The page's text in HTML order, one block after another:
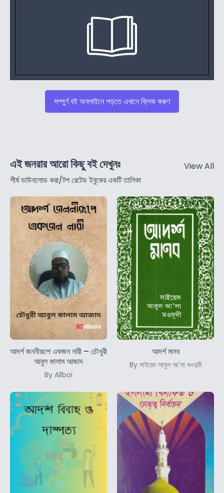
সম্পুর্ণ বই অনলাইনে পড়তে এখানে ক্লিক করুণ
এই জনরার আরো কিছু বই দেখুনঃ
শীর্ষ ডাউনলোড করা/টপ রেটেড ইবুকের একটি তালিকা
View All
আদর্শ জননীরূপে একজন নারী – চৌধুরী
আবুল কালাম আজাদ
By Allboi
আদর্শ মানব
By সাইয়েদ আবুল আ'লা মওদুদী